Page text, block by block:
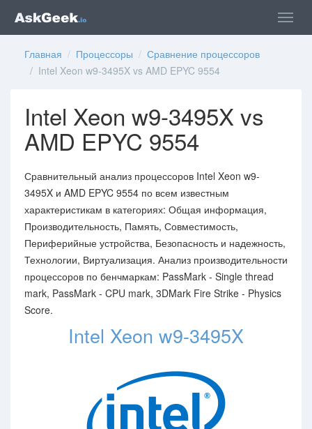
Главная / Процессоры / Сравнение процессоров
/ Intel Xeon w9-3495X vs AMD EPYC 9554
Intel Xeon w9-3495X vs
AMD EPYC 9554
Сравнительный анализ процессоров Intel Xeon w9-
3495X и AMD EPYC 9554 по всем известным
характеристикам в категориях: Общая информация,
Производительность, Память, Совместимость,
Периферийные устройства, Безопасность и надежность,
Технологии, Виртуализация. Анализ производительности
процессоров по бенчмаркам: PassMark - Single thread
mark, PassMark - CPU mark, 3DMark Fire Strike - Physics
Score.
Intel Xeon w9-3495X